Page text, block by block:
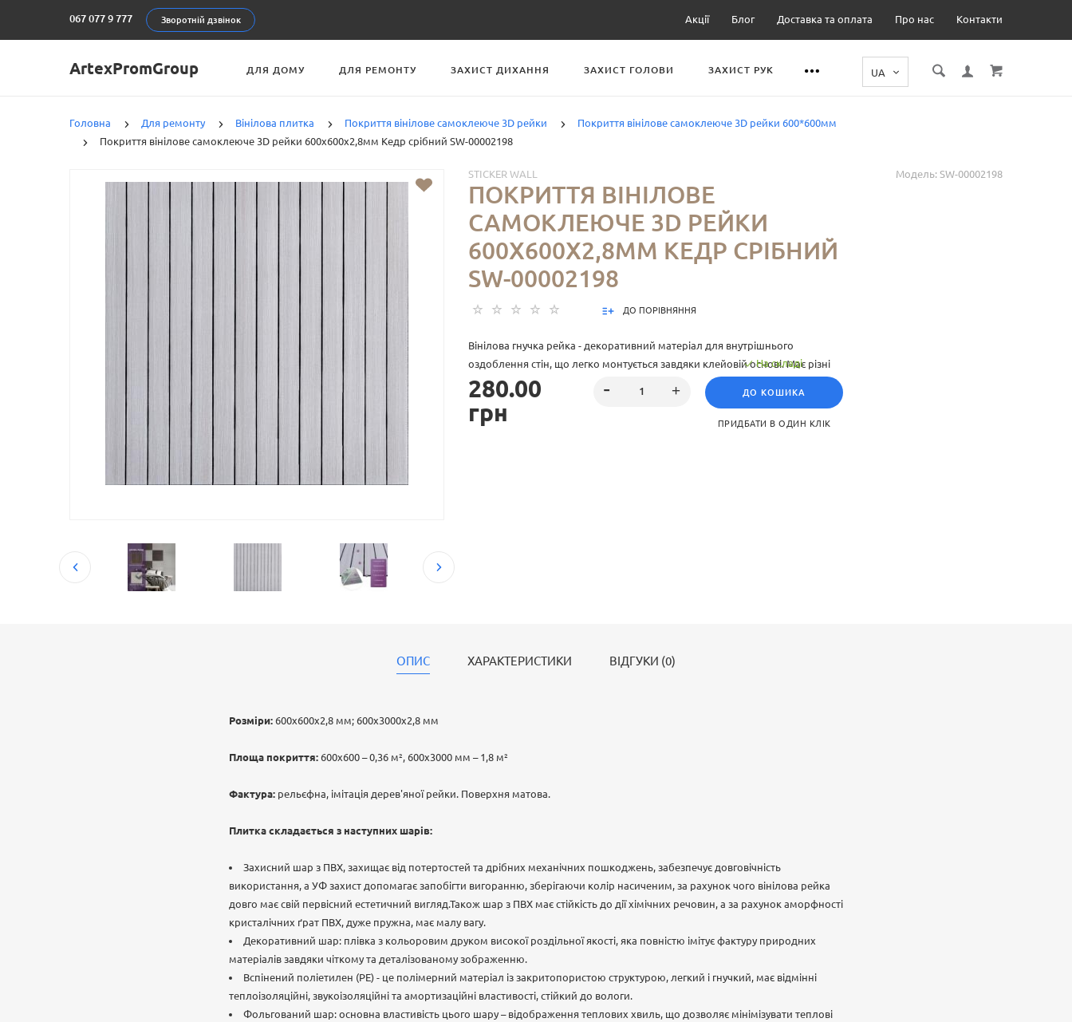
067 077 9 777 Зворотній дзвінок Акції Блог Доставка та оплата Про нас Контакти
ArtexPromGroup ДЛЯ ДОМУ ДЛЯ РЕМОНТУ ЗАХИСТ ДИХАННЯ ЗАХИСТ ГОЛОВИ ЗАХИСТ РУК
Головна Для ремонту Вінілова плитка Покриття вінілове самоклеюче 3D рейки
Покриття вінілове самоклеюче 3D рейки 600*600мм
Покриття вінілове самоклеюче 3D рейки 600х600х2,8мм Кедр срібний SW-00002198
Модель: SW-00002198
STICKER WALL
ПОКРИТТЯ ВІНІЛОВЕ
САМОКЛЕЮЧЕ 3D РЕЙКИ
600Х600Х2,8ММ КЕДР СРІБНИЙ
SW-00002198
ДО ПОРІВНЯННЯ
Вінілова гнучка рейка - декоративний матеріал для внутрішнього
оздоблення стін, що легко монтується завдяки клейовій основі. Має різні
дизайни, що імітують натуральні матеріали, підходять під різні інтер'єрні
рішення.
280.00
грн
На складі
ДО КОШИКА
ПРИДБАТИ В ОДИН КЛІК
ОПИС ХАРАКТЕРИСТИКИ ВІДГУКИ (0)
Розміри: 600х600х2,8 мм; 600х3000х2,8 мм
Площа покриття: 600х600 – 0,36 м², 600х3000 мм – 1,8 м²
Фактура: рельєфна, імітація дерев'яної рейки. Поверхня матова.
Плитка складається з наступних шарів:
Захисний шар з ПВХ, захищає від потертостей та дрібних механічних пошкоджень, забезпечує довговічність
використання, а УФ захист допомагає запобігти вигоранню, зберігаючи колір насиченим, за рахунок чого вінілова рейка
довго має свій первісний естетичний вигляд.Також шар з ПВХ має стійкість до дії хімічних речовин, а за рахунок аморфності
кристалічних ґрат ПВХ, дуже пружна, має малу вагу.
Декоративний шар: плівка з кольоровим друком високої роздільної якості, яка повністю імітує фактуру природних
матеріалів завдяки чіткому та деталізованому зображенню.
Вспінений поліетилен (РЕ) - це полімерний матеріал із закритопористою структурою, легкий і гнучкий, має відмінні
теплоізоляційні, звукоізоляційні та амортизаційні властивості, стійкий до вологи.
Фольгований шар: основна властивість цього шару – відображення теплових хвиль, що дозволяє мінімізувати теплові